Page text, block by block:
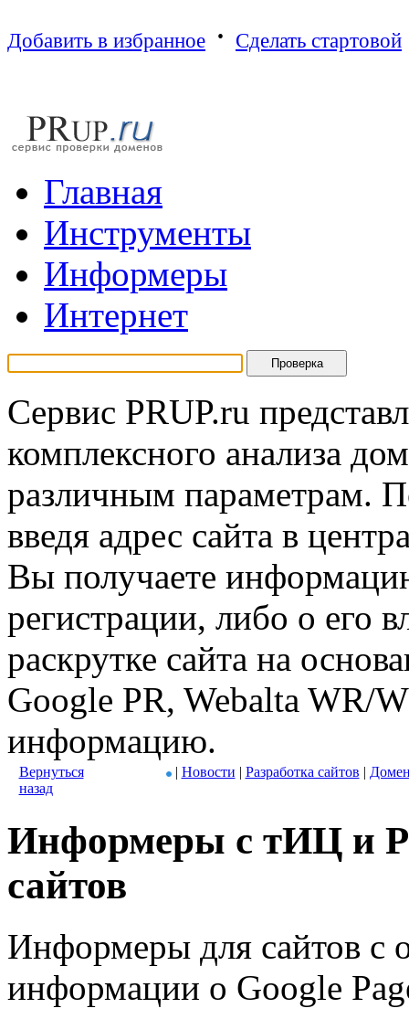
Добавить в избранное · Сделать стартовой
Главная
Инструменты
Информеры
Интернет
Сервис PRUP.ru
комплексного анализа
различным параметрам.
введя адрес сайта в
Вы получаете
регистрации, либо о его
раскрутке сайта на
Google PR, Webalta WR/
информацию.
Вернуться
назад
| Новости | Разработка сайтов |
Информеры с тИЦ и
сайтов
Информеры для сайтов с
информации о Google